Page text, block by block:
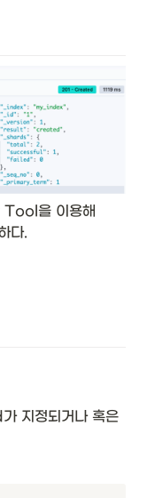
을 이용해
다.
지정되거나 혹은